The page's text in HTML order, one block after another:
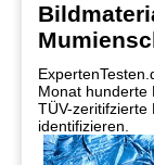
Monat hunderte
TÜV-zeritifzierte
identifizieren.